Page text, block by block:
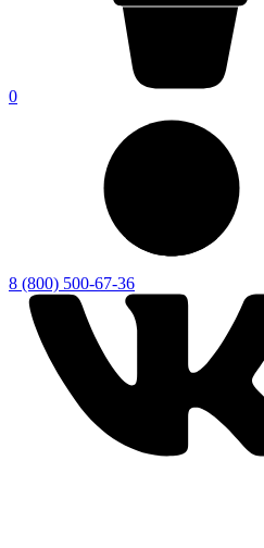
0
8 (800) 500-67-36